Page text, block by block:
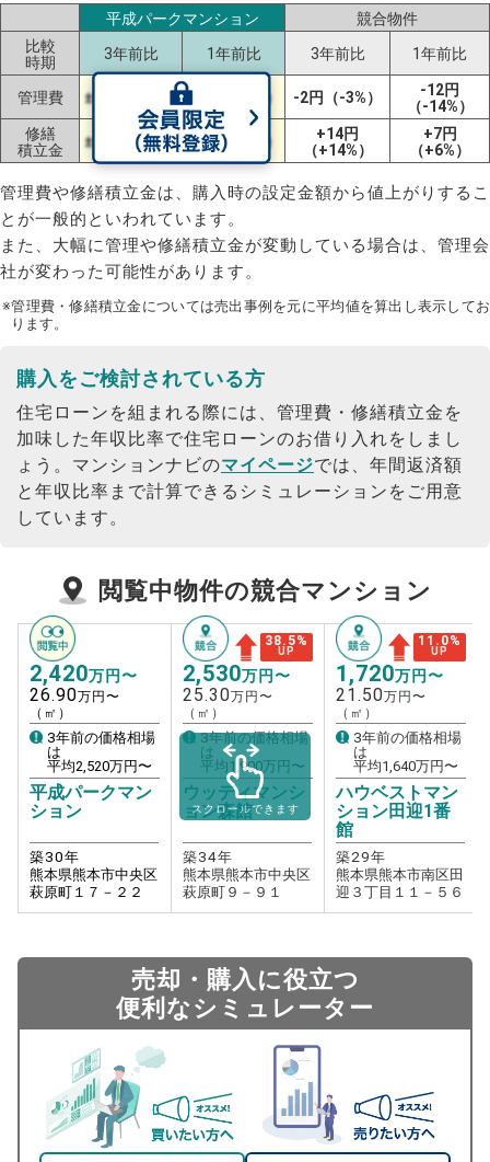
平成パークマンション
競合物件
比較
時期
3年前比 1年前比 3年前比 1年前比
管理費 ±0円（±0%） ±0円（±0%） -2円（-3%）
-12円
（-14%）
修繕
積立金
±0円（±0%） ±0円（±0%）
+14円
（+14%）
+7円
（+6%）
管理費や修繕積立金は、購入時の設定金額から値上がりするこ
とが一般的といわれています。
また、大幅に管理や修繕積立金が変動している場合は、管理会
社が変わった可能性があります。
※管理費・修繕積立金については売出事例を元に平均値を算出し表示してお
ります。
購入をご検討されている方
住宅ローンを組まれる際には、管理費・修繕積立金を
加味した年収比率で住宅ローンのお借り入れをしまし
ょう。 マンションナビのマイページでは、年間返済額
と年収比率まで計算できるシミュレーションをご用意
しています。
閲覧中物件の競合マンション
2,420万円〜
26.90万円〜
（㎡）
3年前の価格相場
は
平均2,520万円〜
平成パークマン
ション
築30年
熊本県熊本市中央区
萩原町１７－２２
38.5%
UP
2,530万円〜
25.30万円〜
（㎡）
3年前の価格相場
は
平均1,900万円〜
ウッディマンシ
ョン森館
築34年
熊本県熊本市中央区
萩原町９－９１
11.0%
UP
1,720万円〜
21.50万円〜
（㎡）
3年前の価格相場
は
平均1,640万円〜
ハウベストマン
ション田迎1番
館
築29年
熊本県熊本市南区田
迎３丁目１１－５６
スクロールできます
売却・購入に役立つ
便利なシミュレーター